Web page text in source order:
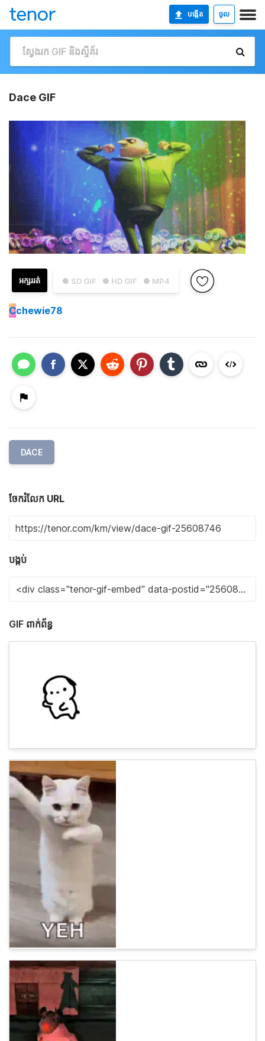
បង្កើត ចូល
Dace GIF
● SD GIF ● HD GIF ● MP4
អក្សររត់
Cchewie78
DACE
ចែករំលែក URL
បង្កប់
GIF ពាក់ព័ន្ធ